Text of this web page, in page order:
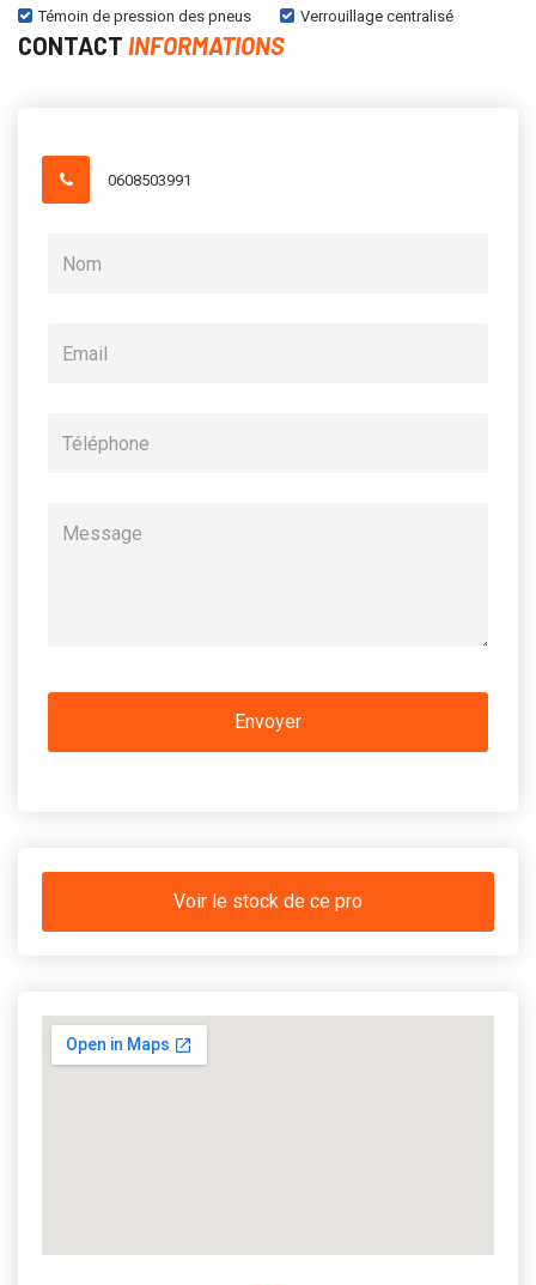
Témoin de pression des pneus Verrouillage centralisé
CONTACT INFORMATIONS
0608503991
Voir le stock de ce pro